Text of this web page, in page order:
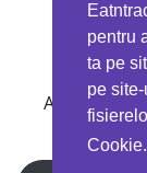
pentru
ta pe
pe
Cookie.
Ai 40%